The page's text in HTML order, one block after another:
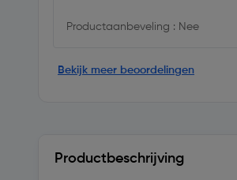
Productaanbeveling : Nee
Bekijk meer beoordelingen
Productbeschrijving